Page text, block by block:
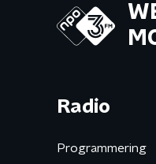
Radio
Programmering